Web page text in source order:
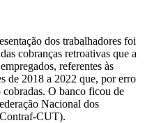
dos trabalhadores foi
cobranças retroativas que a
referentes às
de 2018 a 2022 que, por erro
O banco ficou de
Nacional dos
CUT).